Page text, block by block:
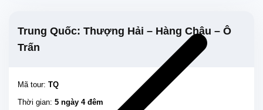
Trung Quốc: Thượng Hải – Hàng Châu – Ô
Trấn
Mã tour: TQ
Thời gian: 5 ngày 4 đêm